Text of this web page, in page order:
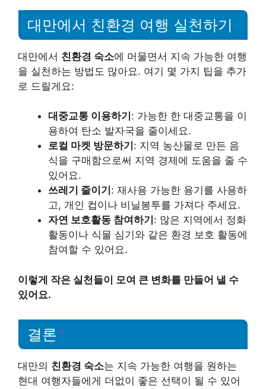
대만에서 친환경 여행 실천하기
대만에서 친환경 숙소에 머물면서 지속 가능한 여행
을 실천하는 방법도 많아요. 여기 몇 가지 팁을 추가
로 드릴게요:
대중교통 이용하기 : 가능한 한 대중교통을 이
용하여 탄소 발자국을 줄이세요.
로컬 마켓 방문하기 : 지역 농산물로 만든 음
식을 구매함으로써 지역 경제에 도움을 줄 수
있어요.
쓰레기 줄이기 : 재사용 가능한 용기를 사용하
고, 개인 컵이나 비닐봉투를 가져다 주세요.
자연 보호활동 참여하기 : 많은 지역에서 정화
활동이나 식물 심기와 같은 환경 보호 활동에
참여할 수 있어요.
이렇게 작은 실천들이 모여 큰 변화를 만들어 낼 수
있어요.
결론
대만의 친환경 숙소는 지속 가능한 여행을 원하는
현대 여행자들에게 더없이 좋은 선택이 될 수 있어